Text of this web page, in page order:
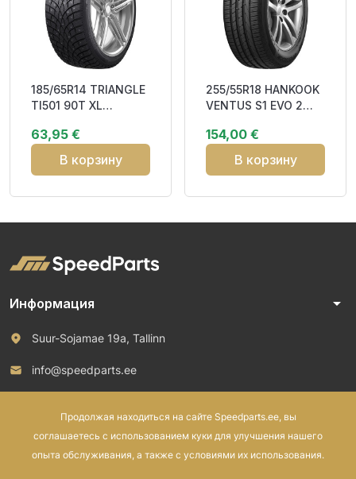
185/65R14 TRIANGLE
TI501 90T XL
63,95 €
В корзину
255/55R18 HANKOOK
VENTUS S1 EVO 2
RP CAB72
154,00 €
В корзину
Информация arrow_drop_down
Suur-Sojamae 19a, Tallinn
info@speedparts.ee
Продолжая находиться на сайте Speedparts.ee, вы
соглашаетесь с использованием куки для улучшения нашего
опыта обслуживания, а также с условиями их использования.